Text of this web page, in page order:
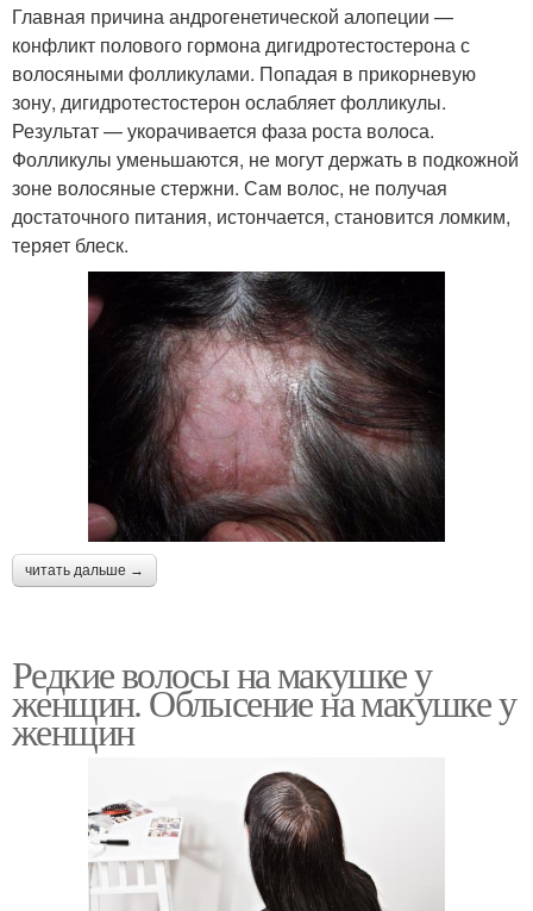
Главная причина андрогенетической алопеции —
конфликт полового гормона дигидротестостерона с
волосяными фолликулами. Попадая в прикорневую
зону, дигидротестостерон ослабляет фолликулы.
Результат — укорачивается фаза роста волоса.
Фолликулы уменьшаются, не могут держать в подкожной
зоне волосяные стержни. Сам волос, не получая
достаточного питания, истончается, становится ломким,
теряет блеск.
читать дальше →
Редкие волосы на макушке у
женщин. Облысение на макушке у
женщин